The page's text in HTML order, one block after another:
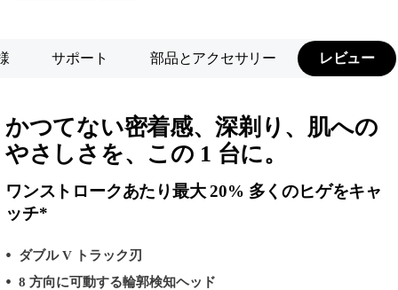
サポート 部品とアクセサリー レビュー
かつてない密着感、深剃り、肌への
やさしさを、この 1 台に。
ワンストロークあたり最大 20% 多くのヒゲをキャ
ッチ*
ダブル V トラック刃
8 方向に可動する輪郭検知ヘッド